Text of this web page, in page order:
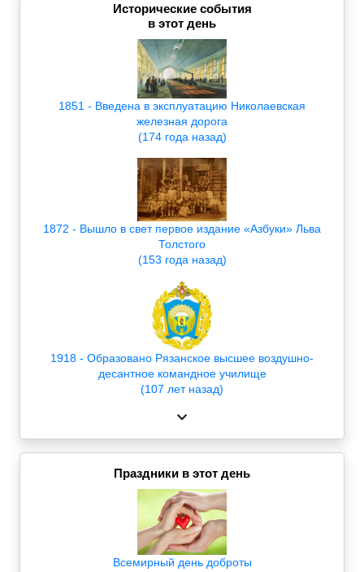
Исторические события
в этот день
1851 - Введена в эксплуатацию Николаевская
железная дорога
(174 года назад)
1872 - Вышло в свет первое издание «Азбуки» Льва
Толстого
(153 года назад)
1918 - Образовано Рязанское высшее воздушно-
десантное командное училище
(107 лет назад)
Праздники в этот день
Всемирный день доброты